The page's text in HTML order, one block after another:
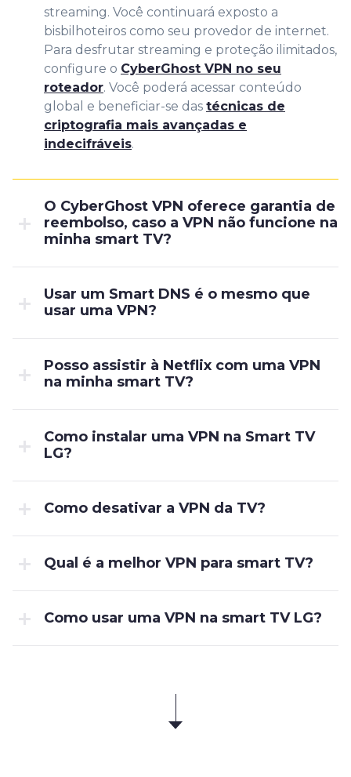
streaming. Você continuará exposto a
bisbilhoteiros como seu provedor de internet.
Para desfrutar streaming e proteção ilimitados,
configure o CyberGhost VPN no seu
roteador. Você poderá acessar conteúdo
global e beneficiar-se das técnicas de
criptografia mais avançadas e
indecifráveis.
O CyberGhost VPN oferece garantia de
reembolso, caso a VPN não funcione na
minha smart TV?
Usar um Smart DNS é o mesmo que
usar uma VPN?
Posso assistir à Netflix com uma VPN
na minha smart TV?
Como instalar uma VPN na Smart TV
LG?
Como desativar a VPN da TV?
Qual é a melhor VPN para smart TV?
Como usar uma VPN na smart TV LG?